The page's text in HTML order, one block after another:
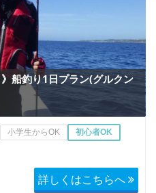
船釣り1日プラン(グルクン
小学生からOK 初心者OK
詳しくはこちらへ